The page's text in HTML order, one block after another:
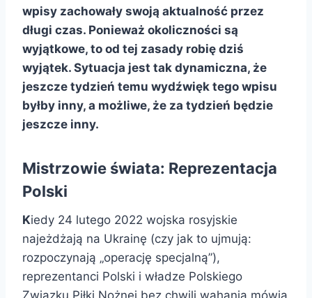
wpisy zachowały swoją aktualność przez
długi czas. Ponieważ okoliczności są
wyjątkowe, to od tej zasady robię dziś
wyjątek. Sytuacja jest tak dynamiczna, że
jeszcze tydzień temu wydźwięk tego wpisu
byłby inny, a możliwe, że za tydzień będzie
jeszcze inny.
Mistrzowie świata: Reprezentacja
Polski
Kiedy 24 lutego 2022 wojska rosyjskie
najeżdżają na Ukrainę (czy jak to ujmują:
rozpoczynają „operację specjalną”),
reprezentanci Polski i władze Polskiego
Związku Piłki Nożnej bez chwili wahania mówią